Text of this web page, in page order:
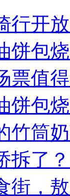
行开
饼包
票值
饼包
竹筒
拆了
街，